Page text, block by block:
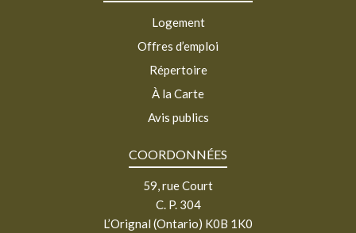
Logement
Offres d’emploi
Répertoire
À la Carte
Avis publics
COORDONNÉES
59, rue Court
C. P. 304
L’Orignal (Ontario) K0B 1K0